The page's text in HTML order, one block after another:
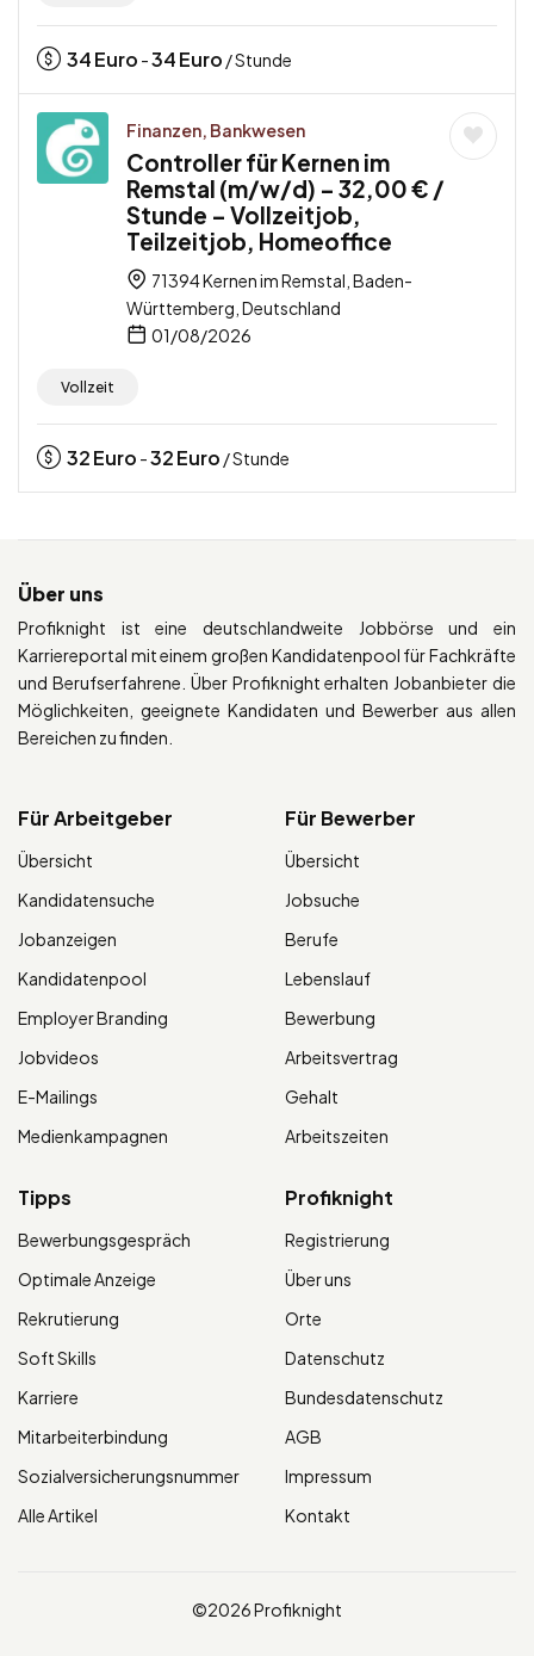
34Euro -34Euro / Stunde
Finanzen, Bankwesen
Controller für Kernen im
Remstal (m/w/d) – 32,00 € /
Stunde – Vollzeitjob,
Teilzeitjob, Homeoffice
71394 Kernen im Remstal, Baden-
Württemberg, Deutschland
01/08/2026
Vollzeit
32Euro -32Euro / Stunde
Über uns
Profiknight ist eine deutschlandweite Jobbörse und ein
Karriereportal mit einem großen Kandidatenpool für Fachkräfte
und Berufserfahrene. Über Profiknight erhalten Jobanbieter die
Möglichkeiten, geeignete Kandidaten und Bewerber aus allen
Bereichen zu finden.
Für Arbeitgeber
Übersicht
Kandidatensuche
Jobanzeigen
Kandidatenpool
Employer Branding
Jobvideos
E-Mailings
Medienkampagnen
Für Bewerber
Übersicht
Jobsuche
Berufe
Lebenslauf
Bewerbung
Arbeitsvertrag
Gehalt
Arbeitszeiten
Tipps
Bewerbungsgespräch
Optimale Anzeige
Rekrutierung
Soft Skills
Karriere
Mitarbeiterbindung
Sozialversicherungsnummer
Alle Artikel
Profiknight
Registrierung
Über uns
Orte
Datenschutz
Bundesdatenschutz
AGB
Impressum
Kontakt
©2026 Profiknight